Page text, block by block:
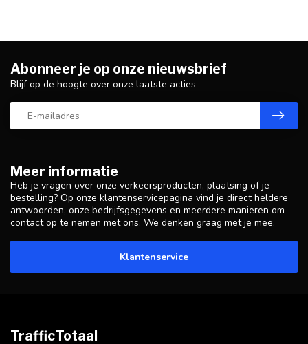
Meer informatie
Heb je vragen over onze verkeersproducten, plaatsing of je
bestelling? Op onze klantenservicepagina vind je direct heldere
antwoorden, onze bedrijfsgegevens en meerdere manieren om
contact op te nemen met ons. We denken graag met je mee.
Klantenservice
Abonneer je op onze nieuwsbrief
Blijf op de hoogte over onze laatste acties
TrafficTotaal